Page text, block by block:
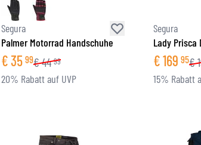
Segura
Palmer Motorrad Handschuhe
€35 99€44 99
20% Rabatt auf UVP
Segura
Lady Prisca
€169 95€
15% Rabatt